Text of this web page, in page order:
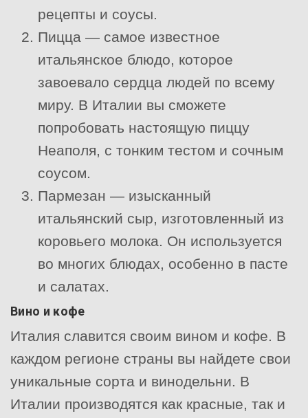
рецепты и соусы.
Пицца — самое известное
итальянское блюдо, которое
завоевало сердца людей по всему
миру. В Италии вы сможете
попробовать настоящую пиццу
Неаполя, с тонким тестом и сочным
соусом.
Пармезан — изысканный
итальянский сыр, изготовленный из
коровьего молока. Он используется
во многих блюдах, особенно в пасте
и салатах.
Вино и кофе
Италия славится своим вином и кофе. В
каждом регионе страны вы найдете свои
уникальные сорта и винодельни. В
Италии производятся как красные, так и